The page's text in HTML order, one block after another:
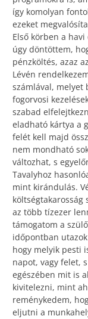
így komolyan
ezeket
Első körben a
úgy döntöttem,
pénzköltés, azaz
Lévén
számlával, melyet
fogorvosi
szabad
eladható kártya a
felét kell majd
nem mondható
változhat, s
Tavalyhoz
mint kirándulás.
az több tízezer
támogatom a
időpontban
hogy melyik pesti
napot, vagy felet,
egészében mit is
kivitelezni, mint
reménykedem,
eljutni a